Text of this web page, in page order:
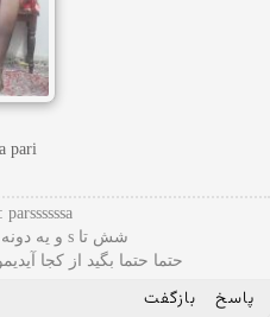
pari
شش تا s و یه دونه a غیر از این فیکه
حتما حتما بگید از کجا
پاسخ بازگفت